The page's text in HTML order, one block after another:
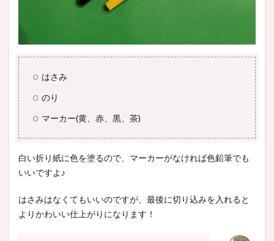
はさみ
のり
マーカー(黄、赤、黒、茶)
白い折り紙に色を塗るので、マーカーがなければ色鉛筆でも
いいですよ♪
はさみはなくてもいいのですが、最後に切り込みを入れると
よりかわいい仕上がりになります！